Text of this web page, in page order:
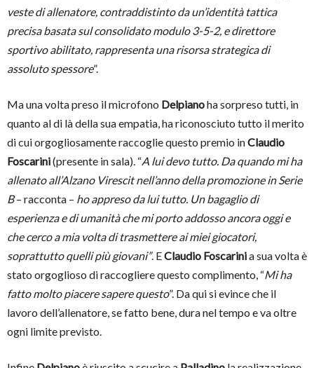
veste di allenatore, contraddistinto da un’identità tattica
precisa basata sul consolidato modulo 3-5-2, e direttore
sportivo abilitato, rappresenta una risorsa strategica di
assoluto spessore”.
Ma una volta preso il microfono Delpianoha sorpreso tutti, in
quanto al di là della sua empatia, ha riconosciuto tutto il merito
di cui orgogliosamente raccoglie questo premio inClaudio
Foscarini(presente in sala). “A lui devo tutto. Da quando mi ha
allenato all’Alzano Virescit nell’anno della promozione in Serie
B– racconta – ho appreso da lui tutto. Un bagaglio di
esperienza e di umanità che mi porto addosso ancora oggi e
che cerco a mia volta di trasmettere ai miei giocatori,
soprattutto quelli più giovani”. EClaudio Foscarinia sua volta è
stato orgoglioso di raccogliere questo complimento, “Mi ha
fatto molto piacere sapere questo”. Da qui si evince che il
lavoro dell’allenatore, se fatto bene, dura nel tempo e va oltre
ogni limite previsto.